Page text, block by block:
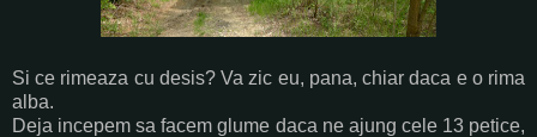
Si ce rimeaza cu desis? Va zic eu, pana, chiar daca e o rima
alba.
Deja incepem sa facem glume daca ne ajung cele 13 petice,